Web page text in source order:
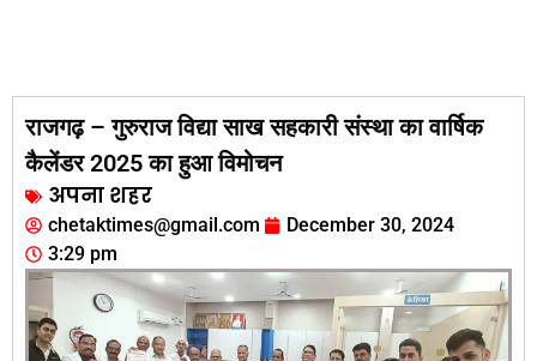
राजगढ़ – गुरुराज विद्या साख सहकारी संस्था का वार्षिक
कैलेंडर 2025 का हुआ विमोचन
अपना शहर
chetaktimes@gmail.com
December 30, 2024
3:29 pm